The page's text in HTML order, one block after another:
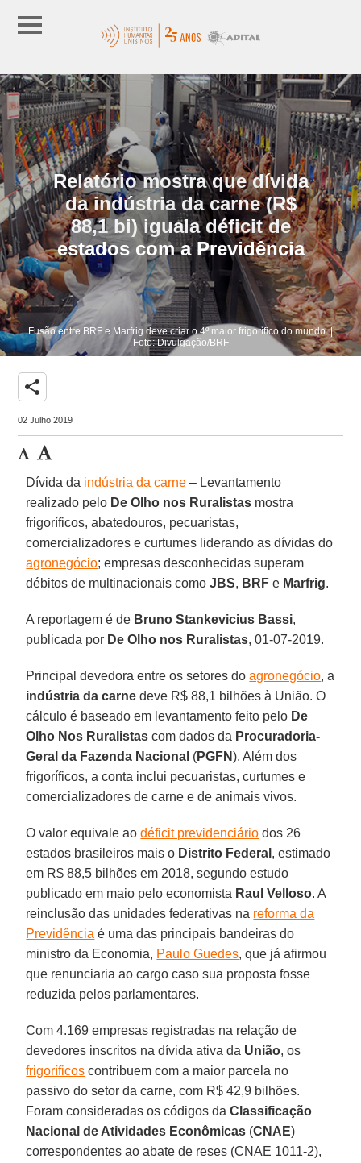
Relatório mostra que dívida
da indústria da carne (R$
88,1 bi) iguala déficit de
estados com a Previdência
Fusão entre BRF e Marfrig deve criar o 4º maior frigorífico do mundo. |
Foto: Divulgação/BRF
share
02 Julho 2019
Dívida da indústria da carne – Levantamento
realizado pelo De Olho nos Ruralistas mostra
frigoríficos, abatedouros, pecuaristas,
comercializadores e curtumes liderando as dívidas do
agronegócio; empresas desconhecidas superam
débitos de multinacionais comoJBS, BRF e Marfrig.
A reportagem é de Bruno Stankevicius Bassi,
publicada por De Olho nos Ruralistas, 01-07-2019.
Principal devedora entre os setores doagronegócio, a
indústria da carne deve R$ 88,1 bilhões à União. O
cálculo é baseado em levantamento feito pelo De
Olho Nos Ruralistas com dados da Procuradoria-
Geral da Fazenda Nacional (PGFN). Além dos
frigoríficos, a conta inclui pecuaristas, curtumes e
comercializadores de carne e de animais vivos.
O valor equivale aodéficit previdenciário dos 26
estados brasileiros mais o Distrito Federal , estimado
em R$ 88,5 bilhões em 2018, segundo estudo
publicado em maio pelo economista Raul Velloso. A
reinclusão das unidades federativas na reforma da
Previdência é uma das principais bandeiras do
ministro da Economia, Paulo Guedes, que já afirmou
que renunciaria ao cargo caso sua proposta fosse
reduzida pelos parlamentares.
Com 4.169 empresas registradas na relação de
devedores inscritos na dívida ativa da União, os
frigoríficos contribuem com a maior parcela no
passivo do setor da carne, com R$ 42,9 bilhões.
Foram consideradas os códigos daClassificação
Nacional de Atividades Econômicas (CNAE)
correspondentes ao abate de reses (CNAE 1011-2),